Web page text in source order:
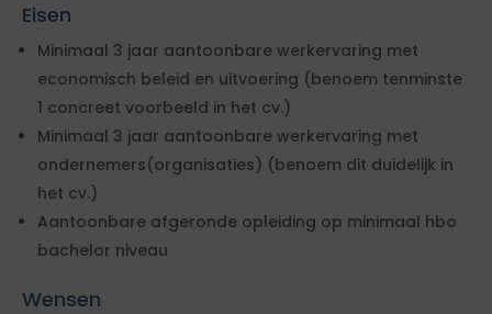
Eisen
Minimaal 3 jaar aantoonbare werkervaring met
economisch beleid en uitvoering (benoem tenminste
1 concreet voorbeeld in het cv.)
Minimaal 3 jaar aantoonbare werkervaring met
ondernemers(organisaties) (benoem dit duidelijk in
het cv.)
Aantoonbare afgeronde opleiding op minimaal hbo
bachelor niveau
Wensen